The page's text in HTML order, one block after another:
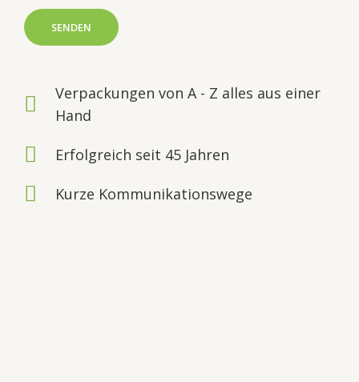
SENDEN
Verpackungen von A - Z alles aus einer
Hand
Erfolgreich seit 45 Jahren
Kurze Kommunikationswege